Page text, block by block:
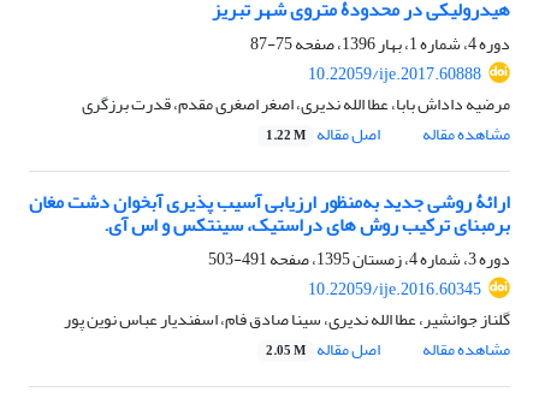
هیدرولیکی در محدودۀ متروی شهر تبریز
دوره 4، شماره 1، بهار 1396، صفحه
75-87
10.22059/ije.2017.60888
مرضیه داداش بابا، عطا الله ندیری، اصغر اصغری مقدم، قدرت برزگری
مشاهده مقاله
اصل مقاله 1.22 M
ارائۀ روشی جدید به‌منظور ارزیابی آسیب‏ پذیری آبخوان دشت‏ مغان
برمبنای ترکیب روش ‏های دراستیک، سینتکس و اس ‏آی.
دوره 3، شماره 4، زمستان 1395، صفحه
491-503
10.22059/ije.2016.60345
گلناز جوانشیر، عطا الله ندیری، سینا صادق فام، اسفندیار عباس نوین پور
مشاهده مقاله
اصل مقاله 2.05 M